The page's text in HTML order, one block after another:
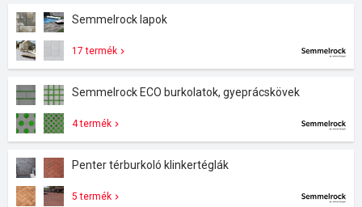
Semmelrock lapok
17 termék
Semmelrock ECO burkolatok, gyeprácskövek
4 termék
Penter térburkoló klinkertéglák
5 termék